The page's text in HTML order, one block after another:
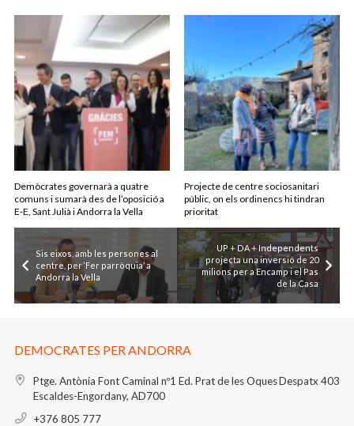
Demòcrates governarà a quatre
comuns i sumarà des de l’oposició a
E-E, Sant Julià i Andorra la Vella
Projecte de centre sociosanitari
públic, on els ordinencs hi tindran
prioritat
Sis eixos, amb les persones al
centre, per ‘Fer parròquia’ a
Andorra la Vella
UP + DA + Independents
projecta una inversió de 20
milions per a Encamp i el Pas
de la Casa
DEMOCRATES PER ANDORRA
Ptge. Antònia Font Caminal nº1 Ed. Prat de les OquesDespatx 403
Escaldes-Engordany, AD700
+376 805 777